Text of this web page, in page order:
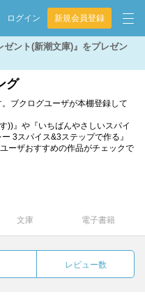
ログイン 新規会員登録
ント(新潮文庫)』をプレゼン
グ
ブクログユーザが本棚登録して
))』や『いちばんやさしいスパイ
3スパイス&3ステップで作る』
ーザおすすめの作品がチェックで
文庫 電子書籍
レビュー数